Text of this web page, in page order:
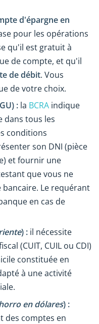
d'épargne en
pour les opérations
qu'il est gratuit à
de compte, et qu'il
de débit. Vous
de votre choix.
: la BCRA indique
dans tous les
conditions
son DNI (pièce
et fournir une
que vous ne
Le requérant
en cas de
) : il nécessite
(CUIT, CUIL ou CDI)
constituée en
à une activité
en dólares) :
des comptes en